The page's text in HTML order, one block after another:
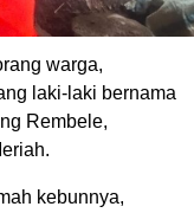
warga,
laki-laki bernama
Rembele,
kebunnya,